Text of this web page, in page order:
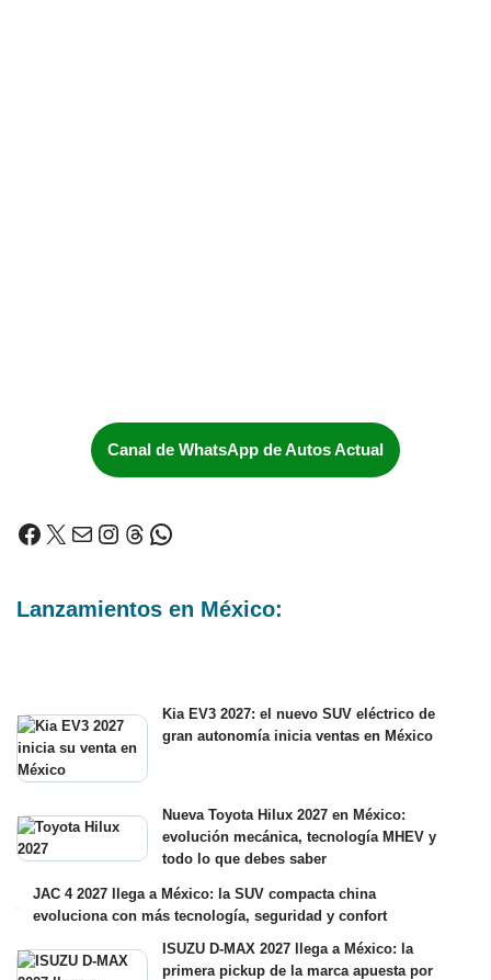
Canal de WhatsApp de Autos Actual
Lanzamientos en México:
Kia EV3 2027: el nuevo SUV eléctrico de
gran autonomía inicia ventas en México
Nueva Toyota Hilux 2027 en México:
evolución mecánica, tecnología MHEV y
todo lo que debes saber
JAC 4 2027 llega a México: la SUV compacta china
evoluciona con más tecnología, seguridad y confort
ISUZU D-MAX 2027 llega a México: la
primera pickup de la marca apuesta por